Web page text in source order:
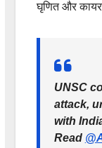
घृणित और
UNSC
attack,
with
Read